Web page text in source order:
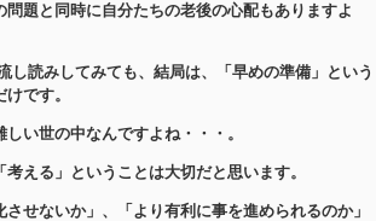
題と同時に自分たちの老後の心配もありますよ
し読みしてみても、結局は、「早めの準備」という
です。
い世の中なんですよね・・・。
える」ということは大切だと思います。
させないか」、「より有利に事を進められるのか」